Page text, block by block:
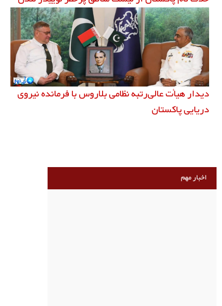
دیدار هیأت عالی‌رتبه نظامی بلاروس با فرمانده نیروی
دریایی پاکستان
اخبار مهم